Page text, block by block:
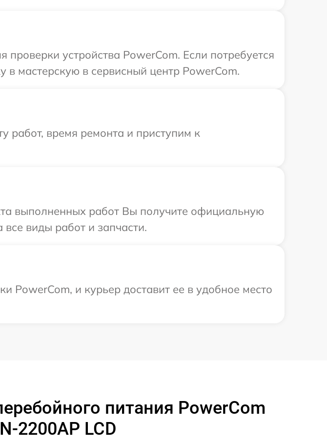
устройства PowerCom. Если потребуется
мастерскую в сервисный центр PowerCom.
работ, время ремонта и приступим к
выполненных работ Вы получите официальную
виды работ и запчасти.
PowerCom, и курьер доставит ее в удобное место
питания PowerCom
2200AP LCD